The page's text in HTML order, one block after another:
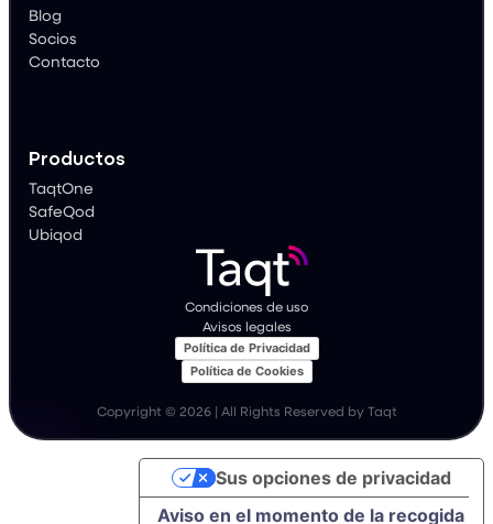
Blog
Socios
Contacto
Productos
TaqtOne
SafeQod
Ubiqod
Condiciones de uso
Avisos legales
Política de Privacidad
Política de Cookies
Copyright © 2026 | All Rights Reserved by Taqt
Aviso en el momento de la recogida
Sus opciones de privacidad